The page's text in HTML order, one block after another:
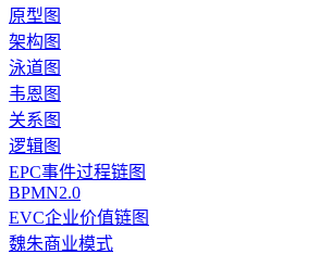
原型图
架构图
泳道图
韦恩图
关系图
逻辑图
EPC事件过程链图
BPMN2.0
EVC企业价值链图
魏朱商业模式